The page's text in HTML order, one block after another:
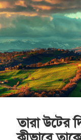
তারা উটের